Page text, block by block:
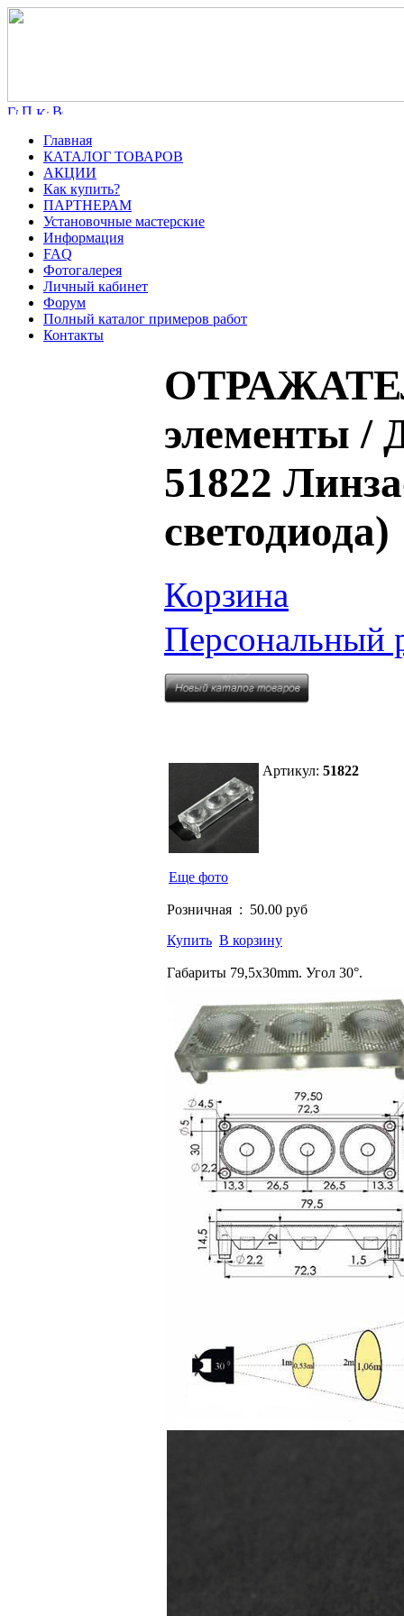
Главная
КАТАЛОГ ТОВАРОВ
АКЦИИ
Как купить?
ПАРТНЕРАМ
Установочные мастерские
Информация
FAQ
Фотогалерея
Личный кабинет
Форум
Полный каталог примеров работ
Контакты
51822
светодиода)
Корзина
Персональный
Еще фото
Артикул: 51822
Розничная : 50.00 руб
Купить В корзину
Габариты 79,5x30mm. Угол 30°.